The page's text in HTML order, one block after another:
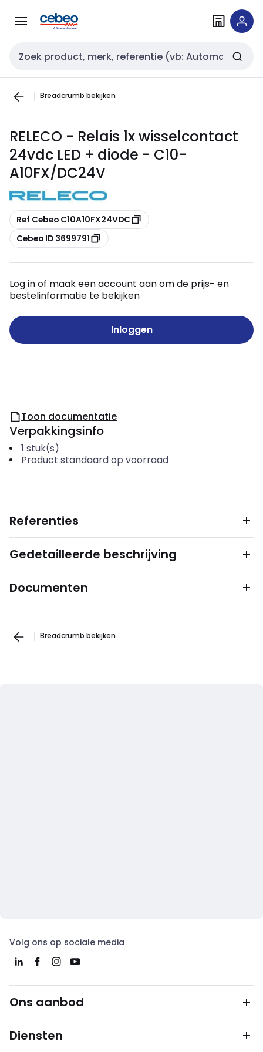
naar
naar
Zoekveld invoer
Breadcrumb bekijken
RELECO - Relais 1x wisselcontact
24vdc LED + diode - C10-
A10FX/DC24V
Kopiëren
Ref Cebeo C10A10FX24VDC
Kopiëren
Cebeo ID 3699791
Log in of maak een account aan om de prijs- en
bestelinformatie te bekijken
Inloggen
Toon documentatie
Verpakkingsinfo
1 stuk(s)
Product standaard op voorraad
Referenties
Gedetailleerde beschrijving
Documenten
Breadcrumb bekijken
Volg ons op sociale media
Ons aanbod
Diensten